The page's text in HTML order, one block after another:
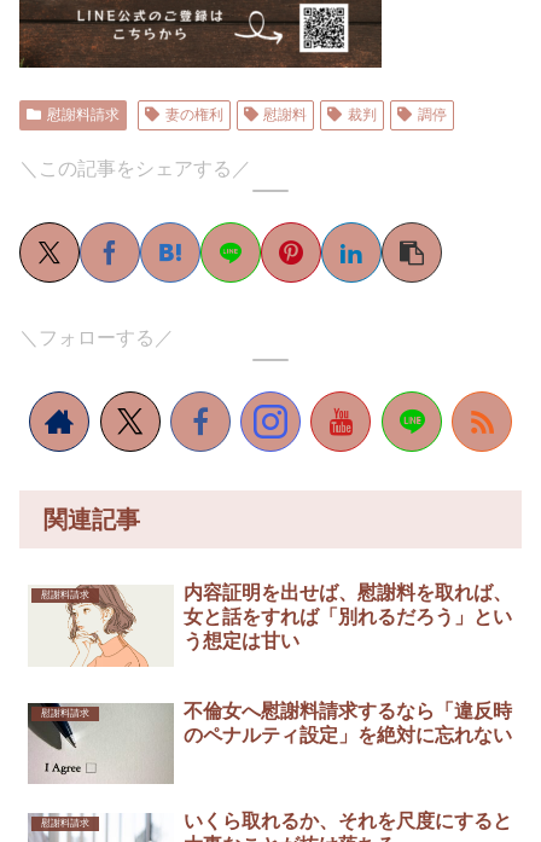
慰謝料請求 妻の権利 慰謝料 裁判 調停
＼この記事をシェアする／
＼フォローする／
関連記事
慰謝料請求
内容証明を出せば、慰謝料を取れば、
女と話をすれば「別れるだろう」とい
う想定は甘い
慰謝料請求
不倫女へ慰謝料請求するなら「違反時
のペナルティ設定」を絶対に忘れない
慰謝料請求
いくら取れるか、それを尺度にすると